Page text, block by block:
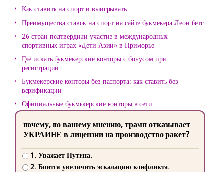
Как ставить на спорт и выигрывать
Преимущества ставок на спорт на сайте букмекера Леон бетс
26 стран подтвердили участие в международных
спортивных играх «Дети Азии» в Приморье
Где искать букмекерские конторы с бонусом при
регистрации
Букмекерские конторы без паспорта: как ставить без
верификации
Официальные букмекерские конторы в сети
почему, по вашему мнению, трамп отказывает
УКРАИНЕ в лицензии на производство ракет?
1. Уважает Путина.
2. Боится увеличить эскалацию конфликта.